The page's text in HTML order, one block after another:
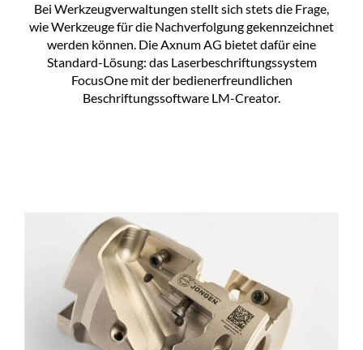
Bei Werkzeugverwaltungen stellt sich stets die Frage,
wie Werkzeuge für die Nachverfolgung gekennzeichnet
werden können. Die Axnum AG bietet dafür eine
Standard-Lösung: das Laserbeschriftungssystem
FocusOne mit der bedienerfreundlichen
Beschriftungssoftware LM-Creator.